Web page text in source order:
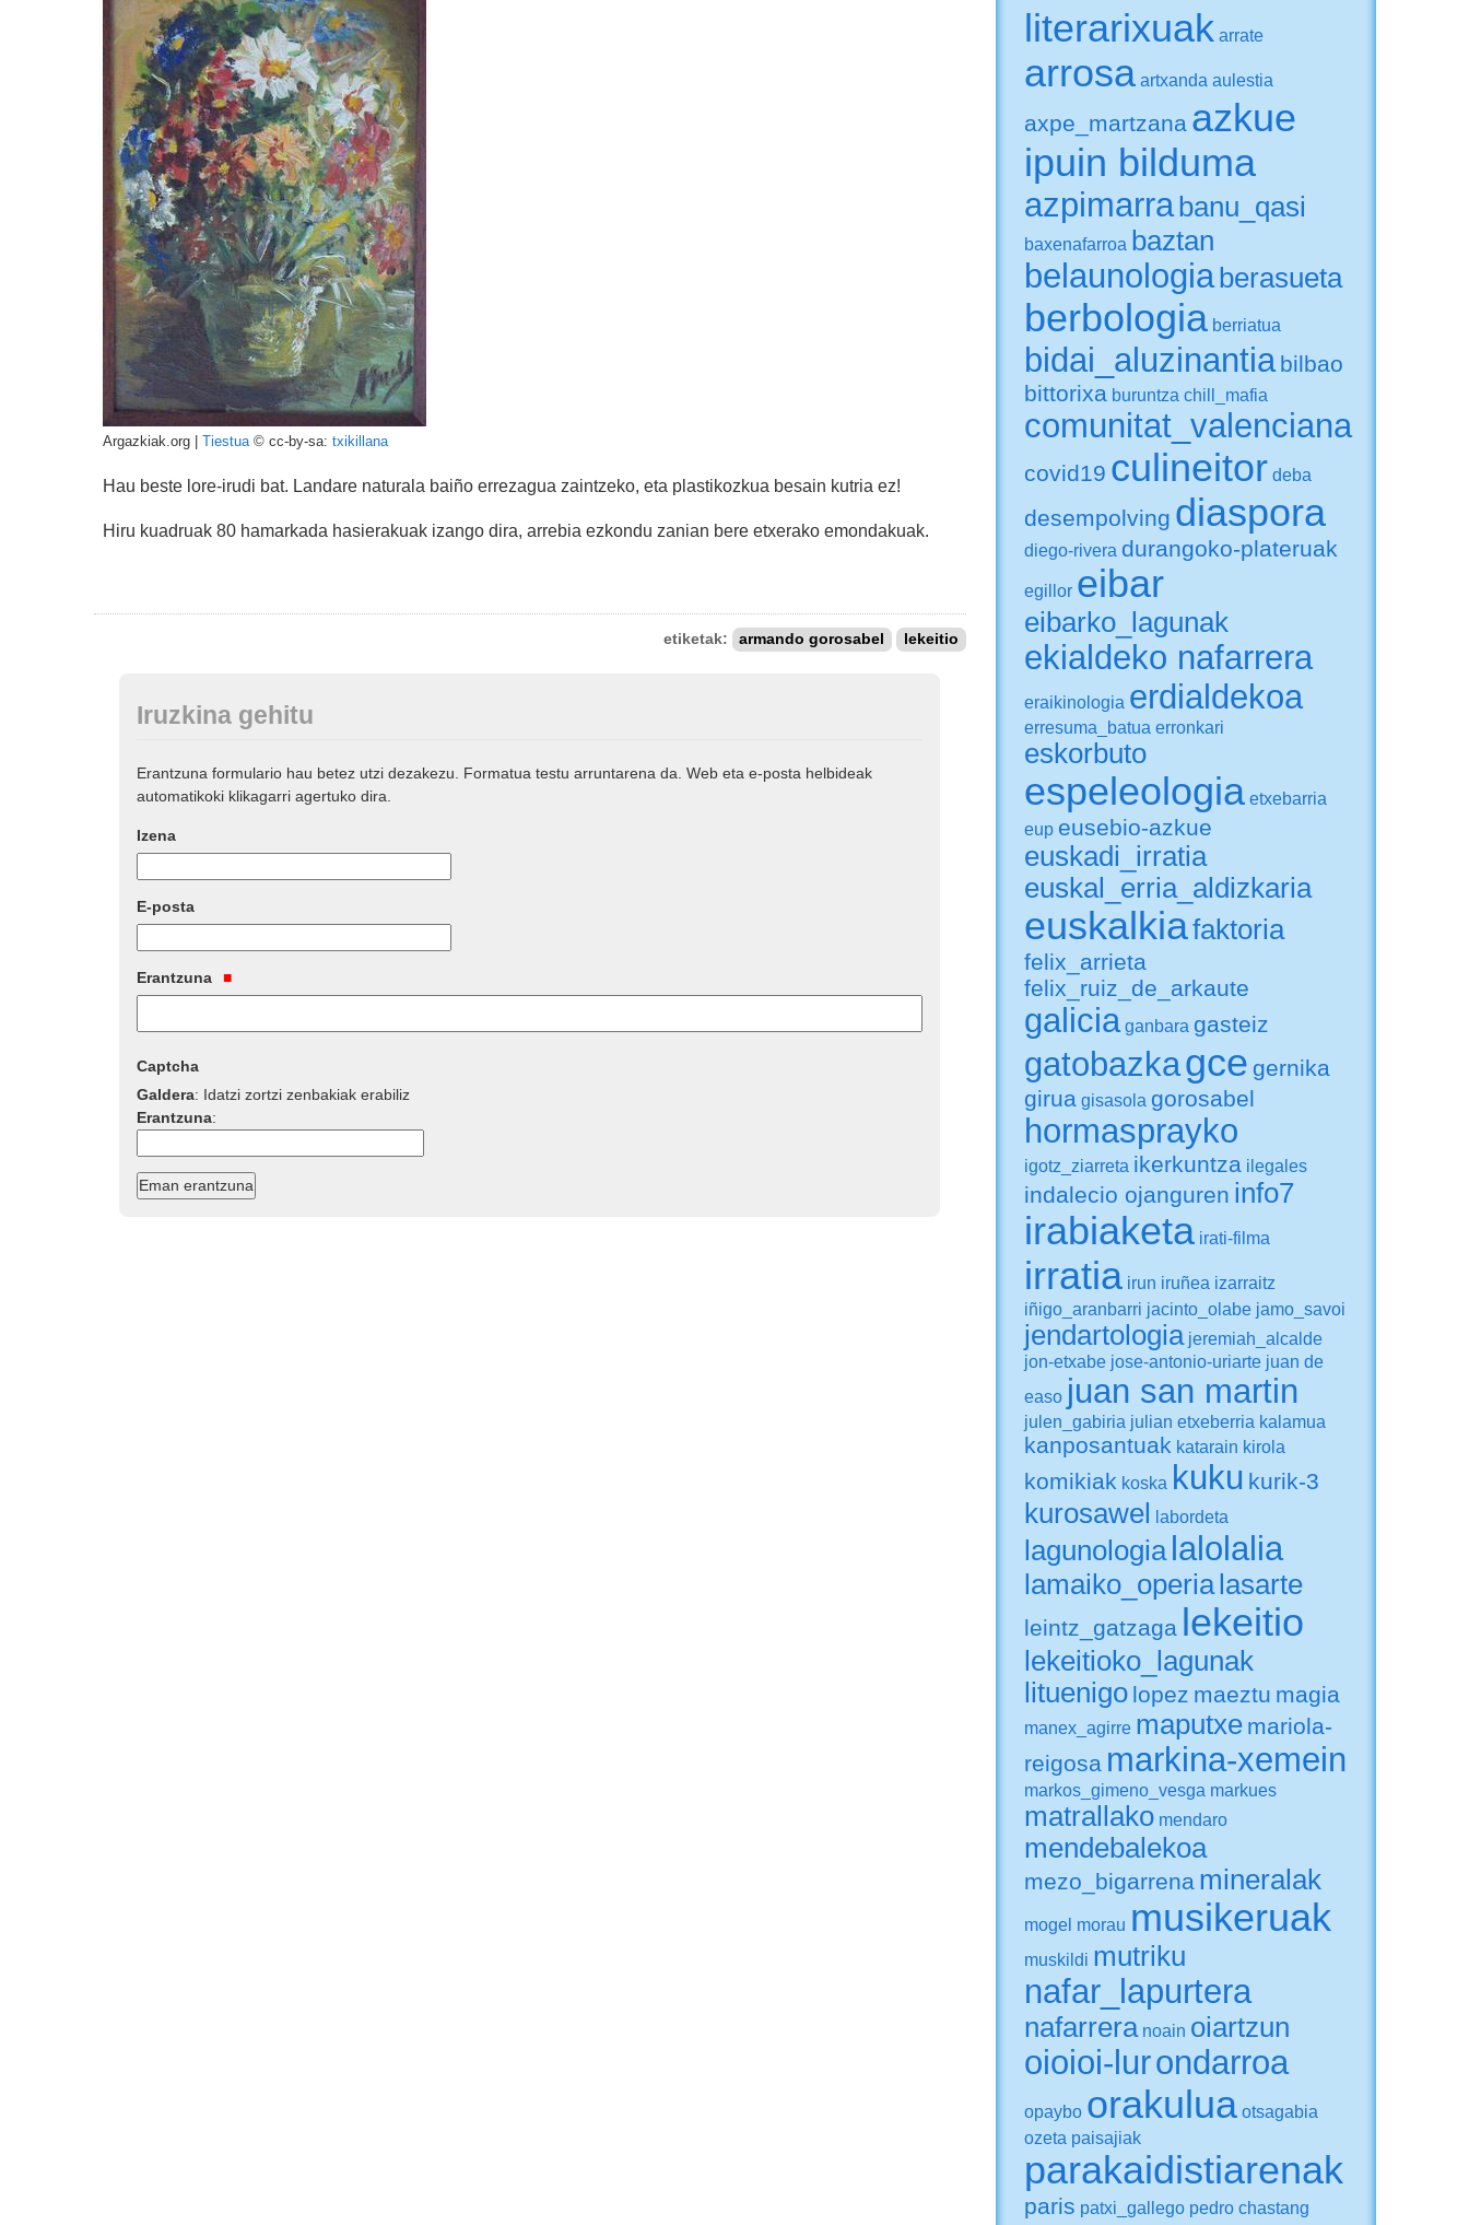
Argazkiak.org | Tiestua© cc-by-sa: txikillana
Hau beste lore-irudi bat. Landare naturala baiño errezagua zaintzeko, eta plastikozkua besain kutria ez!
Hiru kuadruak 80 hamarkada hasierakuak izango dira, arrebia ezkondu zanian bere etxerako emondakuak.
etiketak: armando gorosabel lekeitio
Iruzkina gehitu
Erantzuna formulario hau betez utzi dezakezu. Formatua testu arruntarena da. Web eta e-posta helbideak
automatikoki klikagarri agertuko dira.
Izena
E-posta
Erantzuna
Captcha
Galdera: Idatzi zortzi zenbakiak erabiliz
Erantzuna:
literarixuak arrate
arrosa artxanda aulestia
axpe_martzana azkue
ipuin bilduma
azpimarra banu_qasi
baxenafarroa baztan
belaunologia berasueta
berbologia berriatua
bidai_aluzinantia bilbao
bittorixa buruntza chill_mafia
comunitat_valenciana
covid19 culineitor deba
desempolving diaspora
diego-rivera durangoko-plateruak
egillor eibar
eibarko_lagunak
ekialdeko nafarrera
eraikinologia erdialdekoa
erresuma_batua erronkari
eskorbuto
espeleologia etxebarria
eup eusebio-azkue
euskadi_irratia
euskal_erria_aldizkaria
euskalkiafaktoria
felix_arrieta
felix_ruiz_de_arkaute
galicia ganbara gasteiz
gatobazkagce gernika
girua gisasola gorosabel
hormasprayko
igotz_ziarreta ikerkuntza ilegales
indalecio ojanguren info7
irabiaketa irati-filma
irratia irun iruñea izarraitz
iñigo_aranbarri jacinto_olabe jamo_savoi
jendartologia jeremiah_alcalde
jon-etxabe jose-antonio-uriarte juan de
easo juan san martin
julen_gabiria julian etxeberria kalamua
kanposantuak katarain kirola
komikiak koska kuku kurik-3
kurosawel labordeta
lagunologia lalolalia
lamaiko_operia lasarte
leintz_gatzaga lekeitio
lekeitioko_lagunak
lituenigo lopez maeztu magia
manex_agirre maputxe mariola-
reigosa markina-xemein
markos_gimeno_vesga markues
matrallako mendaro
mendebalekoa
mezo_bigarrena mineralak
mogel morau musikeruak
muskildi mutriku
nafar_lapurtera
nafarrera noain oiartzun
oioioi-lurondarroa
opaybo orakulua otsagabia
ozeta paisajiak
parakaidistiarenak
paris patxi_gallego pedro chastang